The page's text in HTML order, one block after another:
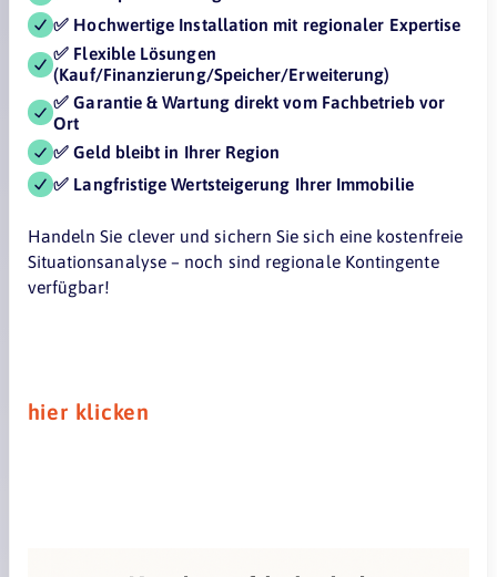
✅ Hochwertige Installation mit regionaler Expertise
✅ Flexible Lösungen
(Kauf/Finanzierung/Speicher/Erweiterung)
✅ Garantie & Wartung direkt vom Fachbetrieb vor
Ort
✅ Geld bleibt in Ihrer Region
✅ Langfristige Wertsteigerung Ihrer Immobilie
Handeln Sie clever und sichern Sie sich eine kostenfreie
Situationsanalyse – noch sind regionale Kontingente
verfügbar!
hier klicken